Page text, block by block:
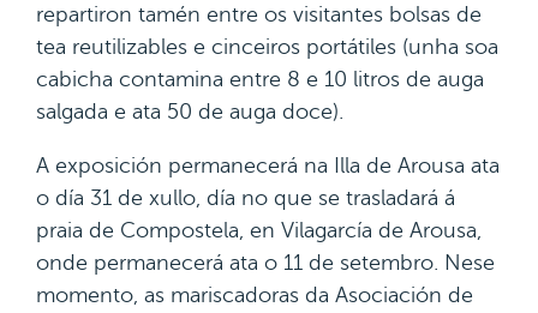
repartiron tamén entre os visitantes bolsas de
tea reutilizables e cinceiros portátiles (unha soa
cabicha contamina entre 8 e 10 litros de auga
salgada e ata 50 de auga doce).
A exposición permanecerá na Illa de Arousa ata
o día 31 de xullo, día no que se trasladará á
praia de Compostela, en Vilagarcía de Arousa,
onde permanecerá ata o 11 de setembro. Nese
momento, as mariscadoras da Asociación de